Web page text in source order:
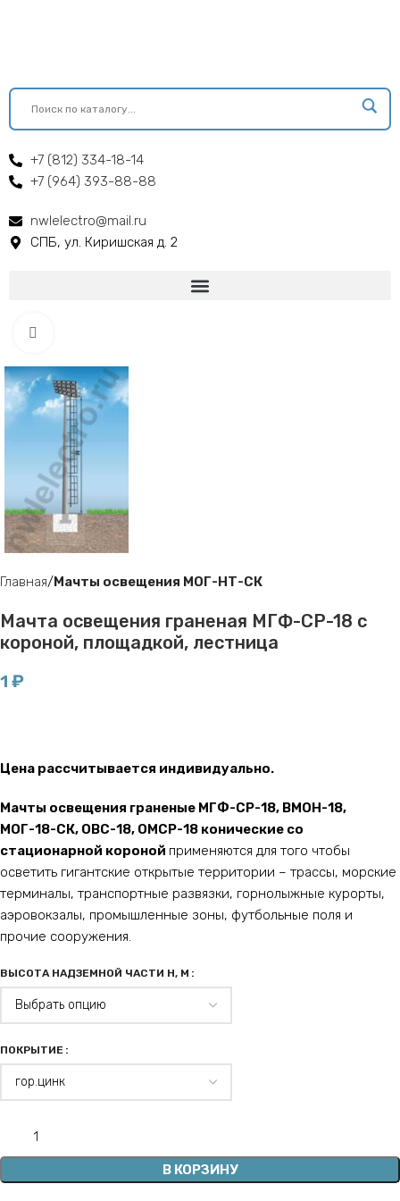
+7 (812) 334-18-14
+7 (964) 393-88-88
nwlelectro@mail.ru
СПБ, ул. Киришская д. 2
Главная Мачты освещения МОГ-НТ-СК
Мачта освещения граненая МГФ-СР-18 с
короной, площадкой, лестница
1 ₽
Цена рассчитывается индивидуально.
Мачты освещения граненые МГФ-СР-18, ВМОН-18,
МОГ-18-СК, ОВС-18, ОМСР-18 конические со
стационарной короной применяются для того чтобы
осветить гигантские открытые территории – трассы, морские
терминалы, транспортные развязки, горнолыжные курорты,
аэровокзалы, промышленные зоны, футбольные поля и
прочие сооружения.
ВЫСОТА НАДЗЕМНОЙ ЧАСТИ H, М
ПОКРЫТИЕ
В КОРЗИНУ